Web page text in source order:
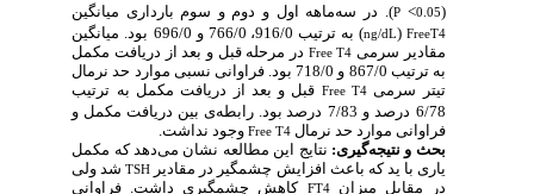
0.05
>
P
). در سه‌ماهه اول و دوم و سوم بارداری میانگین
FreeT4
(
ng/dL) به ترتیب916/0 ، 766/0 و 696 /0
بود. میانگین
مقادیر سرمیFree T4در مرحله قبل و بعد از دریافت مکمل
به ترتیب 867/0 و 718
/0 بود
. فراوانی نسبی موارد حد نرمال
تیتر سرمیFree T4قبل و بعد از دریافت مکمل به ترتیب
6/78 درصد و 7/83 درصدبود. رابطه‌ی بیندریافت مکمل و
فراوانی موارد حد نرمالFree T4وجود نداشت.
بحث و نتیجه‌گیری:نتایج این مطالعه نشان می‌دهد که مکمل
یاری با ید که باعث افزایش چشمگیر در مقادیرTSHشد ولی
در مقابل میزانFT4کاهش چشمگیری داشت. فراوانی